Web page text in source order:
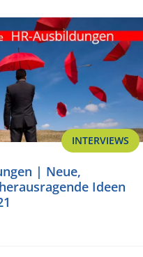
INTERVIEWS
| Neue,
Ideen